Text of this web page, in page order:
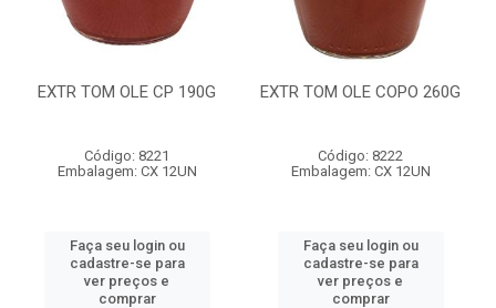
EXTR TOM OLE CP 190G
Código: 8221
Embalagem: CX 12UN
Faça seu login ou
cadastre-se para
ver preços e
comprar
EXTR TOM OLE COPO 260G
Código: 8222
Embalagem: CX 12UN
Faça seu login ou
cadastre-se para
ver preços e
comprar